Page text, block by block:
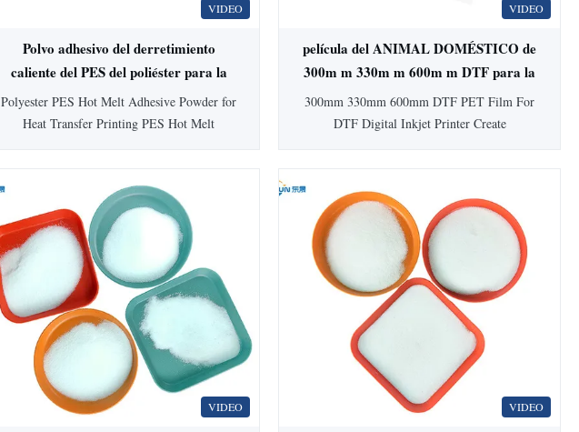
VIDEO
Polvo adhesivo del derretimiento
caliente del PES del poliéster para la
impresión de la transferencia de calor
Polyester PES Hot Melt Adhesive Powder for
Heat Transfer Printing PES Hot Melt
price. PES Hot Melt Adhesive Powder
Physical Characteristics: Property Criterion
Appearance White powder Composition PES
Density ASTM D-792 1.20...
VIDEO
película del ANIMAL DOMÉSTICO de
300m m 330m m 600m m DTF para la
impresora de chorro de tinta de DTF
Digitaces
300mm 330mm 600mm DTF PET Film For
DTF Digital Inkjet Printer Create
(DTF) printing. Compatible with DTF
transfer printers using water-based inks, dtf
pet film sheets are very easy to work with
and produce vibrant ...
VIDEO VIDEO